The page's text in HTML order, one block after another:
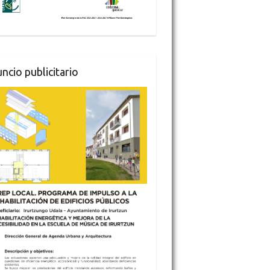
publicitario